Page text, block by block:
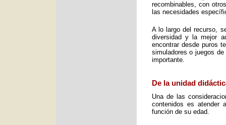
recombinables, con
las necesidades
A lo largo del recurso,
diversidad y la mejor
encontrar desde puros
simuladores o juegos
importante.
De la unidad
Una de las
contenidos es atender
función de su edad.